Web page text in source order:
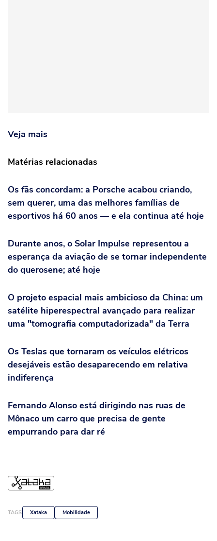
Veja mais
Matérias relacionadas
Os fãs concordam: a Porsche acabou criando,
sem querer, uma das melhores famílias de
esportivos há 60 anos — e ela continua até hoje
Durante anos, o Solar Impulse representou a
esperança da aviação de se tornar independente
do querosene; até hoje
O projeto espacial mais ambicioso da China: um
satélite hiperespectral avançado para realizar
uma "tomografia computadorizada" da Terra
Os Teslas que tornaram os veículos elétricos
desejáveis estão desaparecendo em relativa
indiferença
Fernando Alonso está dirigindo nas ruas de
Mônaco um carro que precisa de gente
empurrando para dar ré
TAGS Xataka Mobilidade